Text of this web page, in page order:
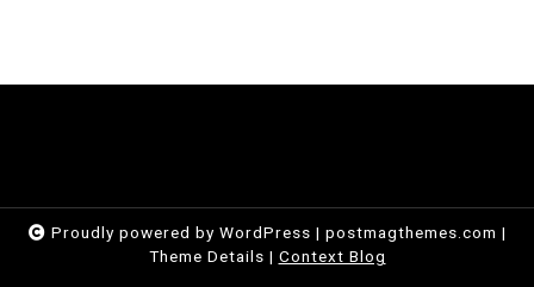
Proudly powered by WordPress | postmagthemes.com |
Theme Details | Context Blog